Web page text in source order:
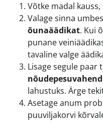
Võtke madal
Valage sinna
õunaäädikat. Kui
punane
tavaline valge
Lisage segule paar
lahustuks. Ärge
Asetage anum
puuviljakorvi